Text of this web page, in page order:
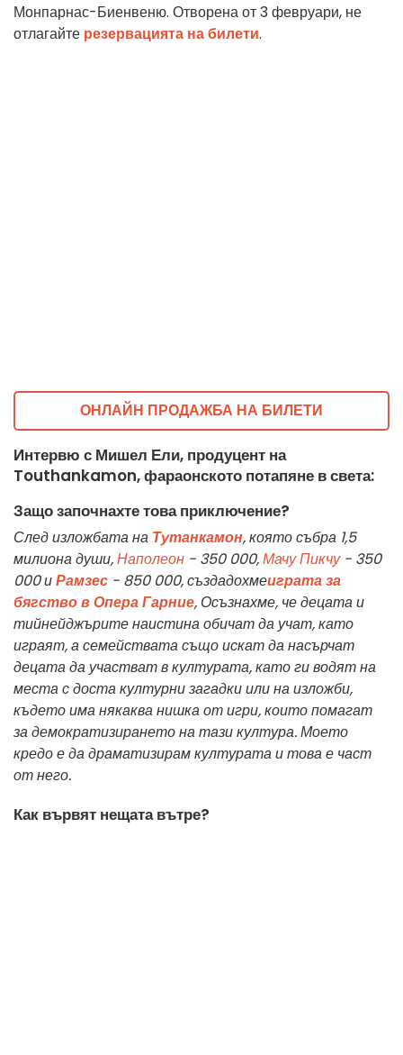
Монпарнас-Биенвеню. Отворена от 3 февруари, не
отлагайте резервацията на билети.
ОНЛАЙН ПРОДАЖБА НА БИЛЕТИ
Интервю с Мишел Ели, продуцент на
Touthankamon, фараонското потапяне в света:
Защо започнахте това приключение?
След изложбата на Тутанкамон, която събра 1,5
милиона души,Наполеон - 350 000,Мачу Пикчу- 350
000 иРамзес - 850 000, създадохмеиграта за
бягство в Опера Гарние, Осъзнахме, че децата и
тийнейджърите наистина обичат да учат, като
играят, а семействата също искат да насърчат
децата да участват в културата, като ги водят на
места с доста културни загадки или на изложби,
където има някаква нишка от игри, които помагат
за демократизирането на тази култура. Моето
кредо е да драматизирам културата и това е част
от него.
Как вървят нещата вътре?